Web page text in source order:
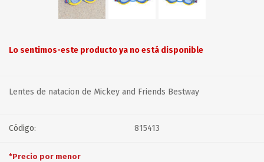
Lo sentimos-este producto ya no está disponible
Lentes de natacion de Mickey and Friends Bestway
Código: 815413
*Precio por menor